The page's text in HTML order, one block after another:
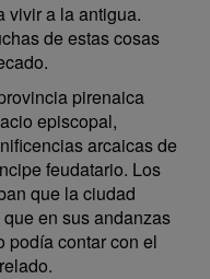
a la antigua.
de estas cosas
pirenaica
episcopal,
arcaicas de
feudatario. Los
que la ciudad
en sus andanzas
podía contar con el